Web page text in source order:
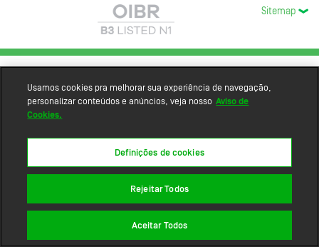
Sitemap
Usamos cookies pra melhorar sua experiência de navegação,
personalizar conteúdos e anúncios, veja nosso Aviso de
Cookies.
Definições de cookies
Rejeitar Todos
Aceitar Todos